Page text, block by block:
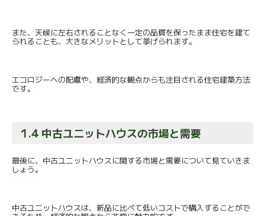
また、 天候に左右されることなく一定の品質を保ったまま住宅を建て
られることも、大きなメリットとして挙げられます。
エコロジーへの配慮や、 経済的な観点からも注目される住宅建築方法
です。
1.4 中古ユニットハウスの市場と需要
最後に、 中古ユニットハウスに関する市場と需要について見ていきま
しょう。
中古ユニットハウスは、 新品に比べて低いコストで購入することがで